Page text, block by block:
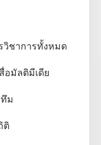
วิชาการทั้งหมด
อมัลติมีเดีย
ม
ติ